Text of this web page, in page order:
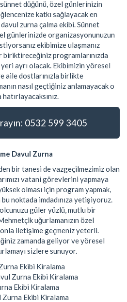
düğünü, özel günlerinizin
katkı sağlayacak en
zurna çalma ekibi. Sünnet
günlerinizde organizasyonunuzun
ekibimize ulaşmanız
biriktireceğiniz programlarınızda
ayrı olacak. Ekibimizin yöresel
aile dostlarınızla birlikte
nasıl geçtiğiniz anlamayacak o
0532 599 3405
Davul Zurna
bir tanesi de vazgeçilmezimiz olan
vatani görevlerini yapmaya
olması için program yapmak,
noktada imdadınıza yetişiyoruz.
güler yüzlü, mutlu bir
uğurlamanızın özel
iletişime geçmeniz yeterli.
zamanda geliyor ve yöresel
sizlere sunuyor.
Ekibi Kiralama
Zurna Ekibi Kiralama
Ekibi Kiralama
Zurna Ekibi Kiralama